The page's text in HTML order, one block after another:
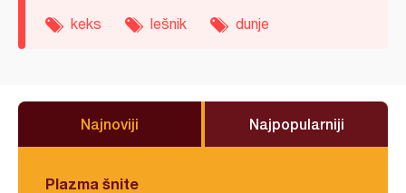
keks lešnik dunje
Najnoviji Najpopularniji
Plazma šnite